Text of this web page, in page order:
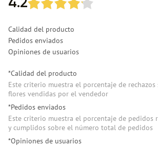
4.2
Calidad del producto
Pedidos enviados
Opiniones de usuarios
*Calidad del producto
Este criterio muestra el porcentaje de
flores vendidas por el vendedor
*Pedidos enviados
Este criterio muestra el porcentaje de pedidos
y cumplidos sobre el número total de pedidos
*Opiniones de usuarios